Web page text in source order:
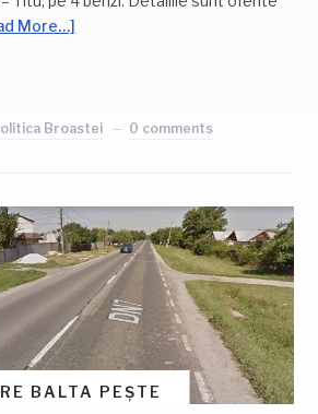
More…]
Broastei 0 comments
BALTA PEȘTE